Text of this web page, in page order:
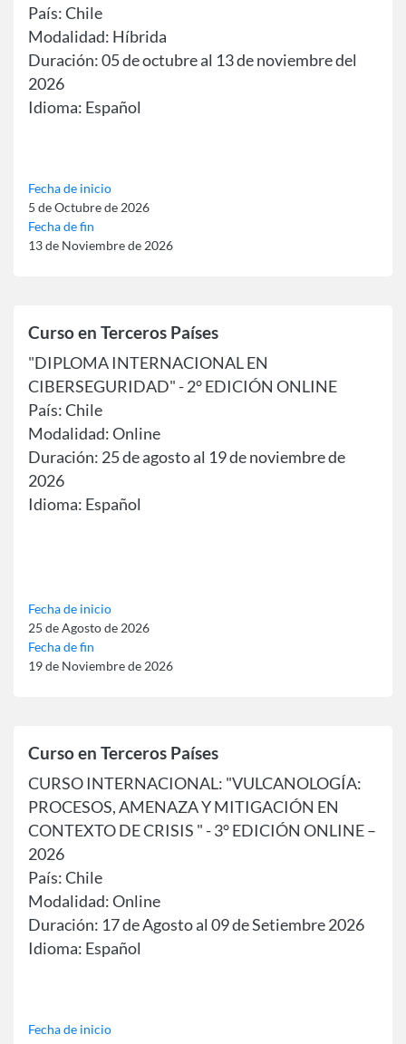
País: Chile
Modalidad: Híbrida
Duración: 05 de octubre al 13 de noviembre del
2026
Idioma: Español
Fecha de inicio
5 de Octubre de 2026
Fecha de fin
13 de Noviembre de 2026
Curso en Terceros Países
"DIPLOMA INTERNACIONAL EN
CIBERSEGURIDAD" - 2° EDICIÓN ONLINE
País: Chile
Modalidad: Online
Duración: 25 de agosto al 19 de noviembre de
2026
Idioma: Español
Fecha de inicio
25 de Agosto de 2026
Fecha de fin
19 de Noviembre de 2026
Curso en Terceros Países
CURSO INTERNACIONAL: "VULCANOLOGÍA:
PROCESOS, AMENAZA Y MITIGACIÓN EN
CONTEXTO DE CRISIS " - 3° EDICIÓN ONLINE –
2026
País: Chile
Modalidad: Online
Duración: 17 de Agosto al 09 de Setiembre 2026
Idioma: Español
Fecha de inicio